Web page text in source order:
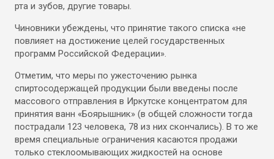
рта и зубов, другие товары.
Чиновники убеждены, что принятие такого списка «не
повлияет на достижение целей государственных
программ Российской Федерации».
Отметим, что меры по ужесточению рынка
спиртосодержащей продукции были введены после
массового отправления в Иркутске концентратом для
принятия ванн «Боярышник» (в общей сложности тогда
пострадали 123 человека, 78 из них скончались). В то же
время специальные ограничения касаются продажи
только стеклоомывающих жидкостей на основе